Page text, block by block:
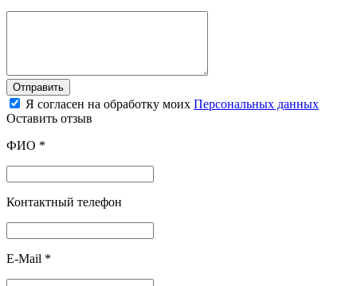
Отправить
Я согласен на обработку моих Персональных данных
Оставить отзыв
ФИО *
Контактный телефон
E-Mail *